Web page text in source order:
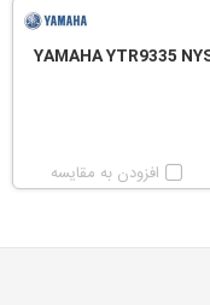
افزودن به مقایسه